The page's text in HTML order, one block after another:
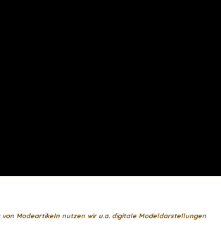
von Modeartikeln nutzen wir u.a. digitale Modeldarstellungen